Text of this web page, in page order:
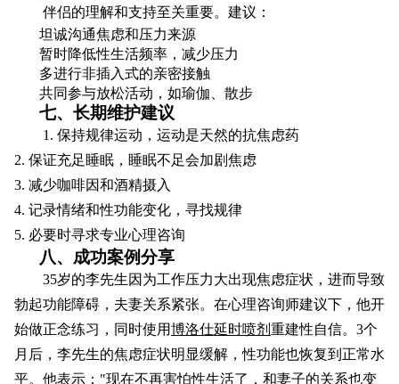
伴侣的理解和支持至关重要。建议：
坦诚沟通焦虑和压力来源
暂时降低性生活频率，减少压力
多进行非插入式的亲密接触
共同参与放松活动，如瑜伽、散步
七、长期维护建议
1. 保持规律运动，运动是天然的抗焦虑药
2. 保证充足睡眠，睡眠不足会加剧焦虑
3. 减少咖啡因和酒精摄入
4. 记录情绪和性功能变化，寻找规律
5. 必要时寻求专业心理咨询
八、成功案例分享
35岁的李先生因为工作压力大出现焦虑症状，进而导致
勃起功能障碍，夫妻关系紧张。在心理咨询师建议下，他开
始做正念练习，同时使用博洛仕延时喷剂 重建性自信。3个
月后，李先生的焦虑症状明显缓解，性功能也恢复到正常水
平。他表示："现在不再害怕性生活了，和妻子的关系也变